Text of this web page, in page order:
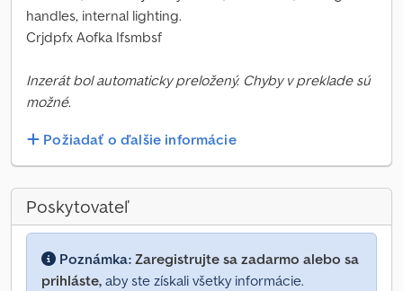
handles, internal lighting.
Crjdpfx Aofka Ifsmbsf
Inzerát bol automaticky preložený. Chyby v preklade sú
možné.
Požiadať o ďalšie informácie
Poskytovateľ
Poznámka: Zaregistrujte sa zadarmo alebo sa
prihláste, aby ste získali všetky informácie.